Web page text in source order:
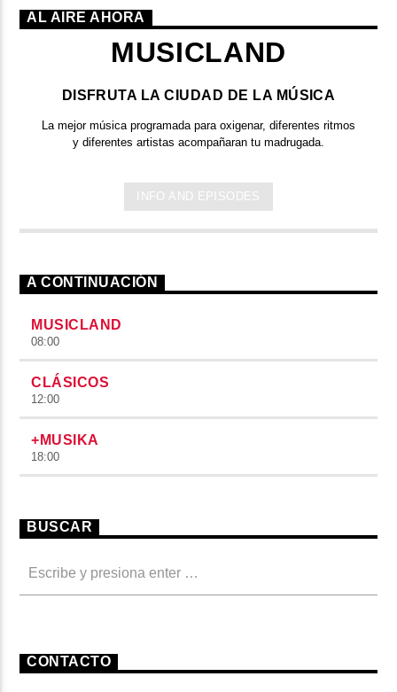
AL AIRE AHORA
MUSICLAND
DISFRUTA LA CIUDAD DE LA MÚSICA
La mejor música programada para oxigenar, diferentes ritmos
y diferentes artistas acompañaran tu madrugada.
INFO AND EPISODES
A CONTINUACIÓN
MUSICLAND
08:00
CLÁSICOS
12:00
+MUSIKA
18:00
BUSCAR
CONTACTO